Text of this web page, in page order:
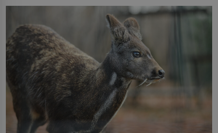
plán dokončit. Pod termínem aqua regia se skrývá
směs s názvem lučavka královská. Svůj přídomek nemá
pro nic za nic, […]